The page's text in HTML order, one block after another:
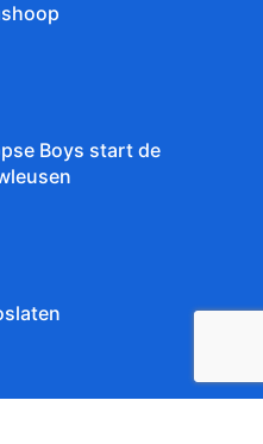
Boys start de